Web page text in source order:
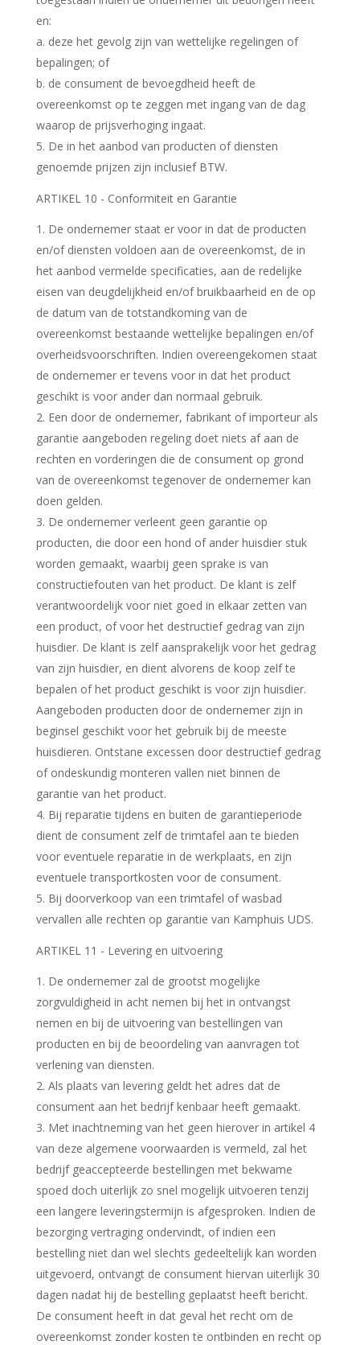
en:
a. deze het gevolg zijn van wettelijke regelingen of
bepalingen; of
b. de consument de bevoegdheid heeft de
overeenkomst op te zeggen met ingang van de dag
waarop de prijsverhoging ingaat.
5. De in het aanbod van producten of diensten
genoemde prijzen zijn inclusief BTW.
ARTIKEL 10 - Conformiteit en Garantie
De ondernemer staat er voor in dat de producten
en/of diensten voldoen aan de overeenkomst, de in
het aanbod vermelde specificaties, aan de redelijke
eisen van deugdelijkheid en/of bruikbaarheid en de op
de datum van de totstandkoming van de
overeenkomst bestaande wettelijke bepalingen en/of
overheidsvoorschriften. Indien overeengekomen staat
de ondernemer er tevens voor in dat het product
geschikt is voor ander dan normaal gebruik.
2. Een door de ondernemer, fabrikant of importeur als
garantie aangeboden regeling doet niets af aan de
rechten en vorderingen die de consument op grond
van de overeenkomst tegenover de ondernemer kan
doen gelden.
3. De ondernemer verleent geen garantie op
producten, die door een hond of ander huisdier stuk
worden gemaakt, waarbij geen sprake is van
constructiefouten van het product. De klant is zelf
verantwoordelijk voor niet goed in elkaar zetten van
een product, of voor het destructief gedrag van zijn
huisdier. De klant is zelf aansprakelijk voor het gedrag
van zijn huisdier, en dient alvorens de koop zelf te
bepalen of het product geschikt is voor zijn huisdier.
Aangeboden producten door de ondernemer zijn in
beginsel geschikt voor het gebruik bij de meeste
huisdieren. Ontstane excessen door destructief gedrag
of ondeskundig monteren vallen niet binnen de
garantie van het product.
4. Bij reparatie tijdens en buiten de garantieperiode
dient de consument zelf de trimtafel aan te bieden
voor eventuele reparatie in de werkplaats, en zijn
eventuele transportkosten voor de consument.
5. Bij doorverkoop van een trimtafel of wasbad
vervallen alle rechten op garantie van Kamphuis UDS.
ARTIKEL 11 - Levering en uitvoering
De ondernemer zal de grootst mogelijke
zorgvuldigheid in acht nemen bij het in ontvangst
nemen en bij de uitvoering van bestellingen van
producten en bij de beoordeling van aanvragen tot
verlening van diensten.
2. Als plaats van levering geldt het adres dat de
consument aan het bedrijf kenbaar heeft gemaakt.
3. Met inachtneming van het geen hierover in artikel 4
van deze algemene voorwaarden is vermeld, zal het
bedrijf geaccepteerde bestellingen met bekwame
spoed doch uiterlijk zo snel mogelijk uitvoeren tenzij
een langere leveringstermijn is afgesproken. Indien de
bezorging vertraging ondervindt, of indien een
bestelling niet dan wel slechts gedeeltelijk kan worden
uitgevoerd, ontvangt de consument hiervan uiterlijk 30
dagen nadat hij de bestelling geplaatst heeft bericht.
De consument heeft in dat geval het recht om de
overeenkomst zonder kosten te ontbinden en recht op